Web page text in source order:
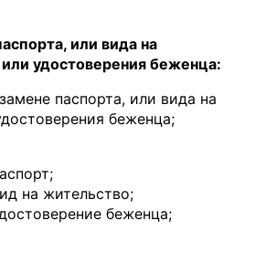
или вида на
удостоверения беженца:
паспорта, или вида на
беженца;
на жительство;
беженца;